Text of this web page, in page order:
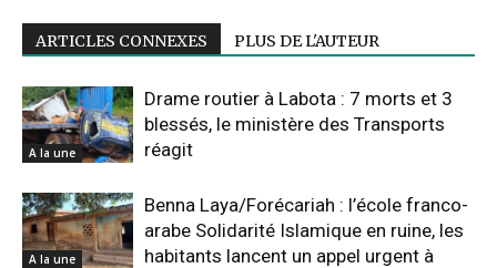
ARTICLES CONNEXES PLUS DE L'AUTEUR
A la une
Drame routier à Labota : 7 morts et 3
blessés, le ministère des Transports
réagit
A la une
Benna Laya/Forécariah : l’école franco-
arabe Solidarité Islamique en ruine, les
habitants lancent un appel urgent à